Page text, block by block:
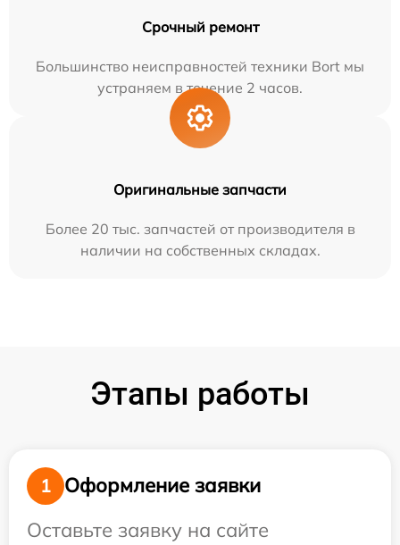
Срочный ремонт
Большинство неисправностей техники Bort мы
устраняем в течение 2 часов.
Оригинальные запчасти
Более 20 тыс. запчастей от производителя в
наличии на собственных складах.
Этапы работы
1
Оформление заявки
Оставьте заявку на сайте